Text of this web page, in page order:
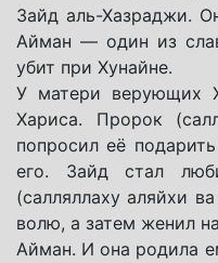
Зайд аль-Хазраджи.
Айман — один из
убит при Хунайне.
У матери верующих
Хариса. Пророк
попросил её
его. Зайд стал
(салляллаху аляйхи
волю, а затем женил
Айман. И она родила